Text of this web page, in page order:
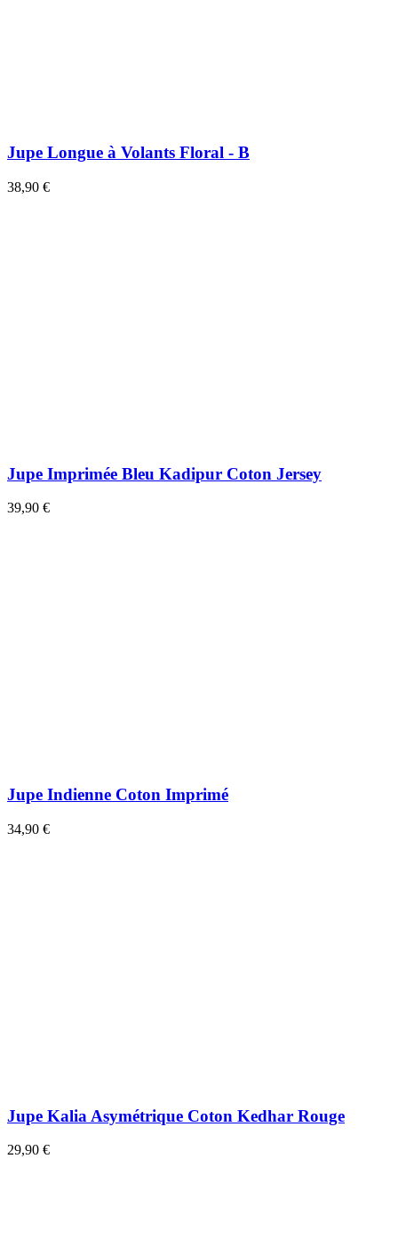
Jupe Longue à Volants Floral - B
38,90 €
Jupe Imprimée Bleu Kadipur Coton Jersey
39,90 €
Jupe Indienne Coton Imprimé
34,90 €
Jupe Kalia Asymétrique Coton Kedhar Rouge
29,90 €